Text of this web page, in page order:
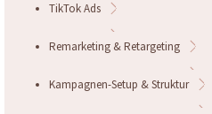
TikTok Ads
Remarketing & Retargeting
Kampagnen-Setup & Struktur